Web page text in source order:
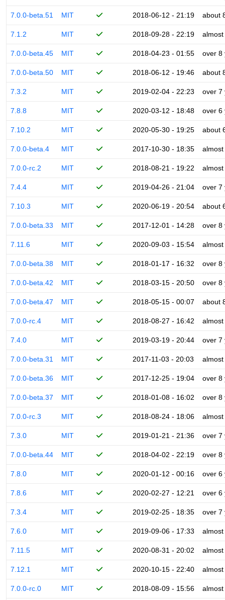
7.0.0-beta.51 MIT 2018-06-12 - 21:19 about
7.1.2 MIT 2018-09-28 - 22:19
7.0.0-beta.45 MIT 2018-04-23 - 01:55 over 8
7.0.0-beta.50 MIT 2018-06-12 - 19:46 about
7.3.2 MIT 2019-02-04 - 22:23 over 7
7.8.8 MIT 2020-03-12 - 18:48 over 6
7.10.2 MIT 2020-05-30 - 19:25 about
7.0.0-beta.4 MIT 2017-10-30 - 18:35
7.0.0-rc.2 MIT 2018-08-21 - 19:22
7.4.4 MIT 2019-04-26 - 21:04 over 7
7.10.3 MIT 2020-06-19 - 20:54 about
7.0.0-beta.33 MIT 2017-12-01 - 14:28 over 8
7.11.6 MIT 2020-09-03 - 15:54
7.0.0-beta.38 MIT 2018-01-17 - 16:32 over 8
7.0.0-beta.42 MIT 2018-03-15 - 20:50 over 8
7.0.0-beta.47 MIT 2018-05-15 - 00:07 about
7.0.0-rc.4 MIT 2018-08-27 - 16:42
7.4.0 MIT 2019-03-19 - 20:44 over 7
7.0.0-beta.31 MIT 2017-11-03 - 20:03
7.0.0-beta.36 MIT 2017-12-25 - 19:04 over 8
7.0.0-beta.37 MIT 2018-01-08 - 16:02 over 8
7.0.0-rc.3 MIT 2018-08-24 - 18:06
7.3.0 MIT 2019-01-21 - 21:36 over 7
7.0.0-beta.44 MIT 2018-04-02 - 22:19 over 8
7.8.0 MIT 2020-01-12 - 00:16 over 6
7.8.6 MIT 2020-02-27 - 12:21 over 6
7.3.4 MIT 2019-02-25 - 18:35 over 7
7.6.0 MIT 2019-09-06 - 17:33
7.11.5 MIT 2020-08-31 - 20:02
7.12.1 MIT 2020-10-15 - 22:40
7.0.0-rc.0 MIT 2018-08-09 - 15:56